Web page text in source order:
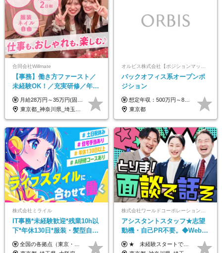
合同会社Willmate
【事務】働き方ファースト／
未経験OK！／充実研修／年休
127日～／残業なし／平均20代
／リモートOK
月給28万円～35万円(固定残業代含む)+インセンティブ＋各種手当 ※経験・能力等を考慮の上、決定します。 ※残業はほとんどありませんが、発生した場合は時間外手当を100％支給します。 【固定残業代について】 なし（残業代は、実際の労働時間に応じて別途全額支給）
東京都_神奈川県_埼玉県_千葉県_大阪府_愛知県_北海道_青森県_岩手県_宮城県_秋田県_山形県_福島県_茨城県_栃木県_群馬県_新潟県_山梨県_長野県_富山県_石川県_福井県_静岡県_岐阜県_三重県_兵庫県_京都府_滋賀県_奈良県_和歌山県_広島県_岡山県_鳥取県_島根県_山口県_徳島県_香川県_愛媛県_高知県_福岡県_熊本県_佐賀県_長崎県_大分県_宮崎県_鹿児島県_沖縄県_海外
バックオフィス系オープンポ
ジション
想定年収：500万円～800万円 ※ご経験やスキルに応じて決定します。 ※上記想定年収はあくまでも目安の金額であり、 選考を通じて上下する可能性があります。
東京都
株式会社ミライル
IT事務*未経験歓迎*残業10h以
下*年休130日*服装・髪型自由
*AI研修あり*住宅手当あり*転
勤なし
全国の各拠点（東京・埼玉・新潟・福岡・大阪）で募集中！ 給与は以下の通り、勤務地により異なります。 新潟勤務の場合 201,000円〜201,000円（試用期間変更なし）＋賞与 東京・埼玉勤務の場合 225,000円〜250,000円（試用期間 220,000円）＋賞与 福岡勤務の場合 182,000円〜220,000円（試用期間182,000円）＋賞与 大阪勤務の場合 210,000円〜210,000円（試用期間変更なし）＋賞与 初年度想定年収：280～300万円 ※残業代は全額支給します（1分単位でお支払いします） ※試用期間6ヵ月。試用期間中でも条件変わらず。 ※土日祝含めた勤務可能な方は、土日手当10,000円（毎月）を別途支給。
株式会社ワールドコーポレーション 採用事業部【上場グループ】
アシスタントスタッフ★志望
動機・自己PR不要。◆Web面
談OK◆完全週休2日◆年収700
万円可/p13
★ 未経験スタートでも月収40万円以上も目指せます！ ★ ★ 試用期間6か月あり／給与・待遇に変更なし ★ ＼パターン①orパターン②で給与形態の選択が可能／ ＜パターン①＞ 月給+交通費+（残業代は全額別途支給） 【首都圏・関東・北信越】 月給30.0万円以上 【関西】 月給27.5万円以上 【中部】 月給26.5万円以上 【東北】 月給24.5万円以上 【北海道】 月給24.0万円以上 【九州・中四国】 月給25.5万円以上 ＜パターン②＞ 月給（固定残業代20H含む）+交通費+賞与年2回+残業代 （※20H場合を超過した場合は全額別途支給） 【首都圏・関東・北信越】 月給25.0万円以上 【関 西・中部】 月給24.5万円以上 【東 北・北海道・九州・中四国】 月給23.5万円以上 ※上記給与には固定残業代（月20H分）を含みます 固定残業代は残業の有無に関わらず支給し、超過分は別途全額支給いたします ①②の給与形態はご本人様と相談の上、最終的に会社が決定いたします （内定時に通知） ■給与改定年1回 ■(※)賞与年2回（昨年度支給実績2回／頑張りを評価） (※)支給条件に規定あり